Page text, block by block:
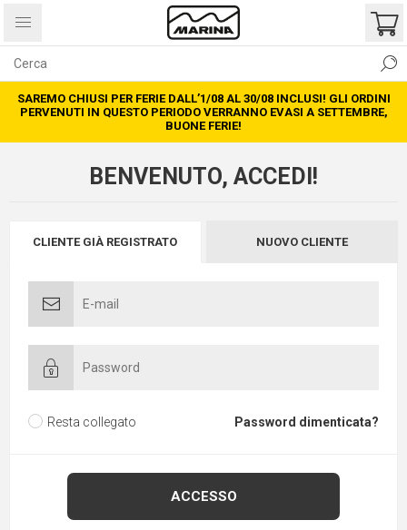
SAREMO CHIUSI PER FERIE DALL’1/08 AL 30/08 INCLUSI! GLI ORDINI
PERVENUTI IN QUESTO PERIODO VERRANNO EVASI A SETTEMBRE,
BUONE FERIE!
BENVENUTO, ACCEDI!
CLIENTE GIÀ REGISTRATO NUOVO CLIENTE
Resta collegato Password dimenticata?